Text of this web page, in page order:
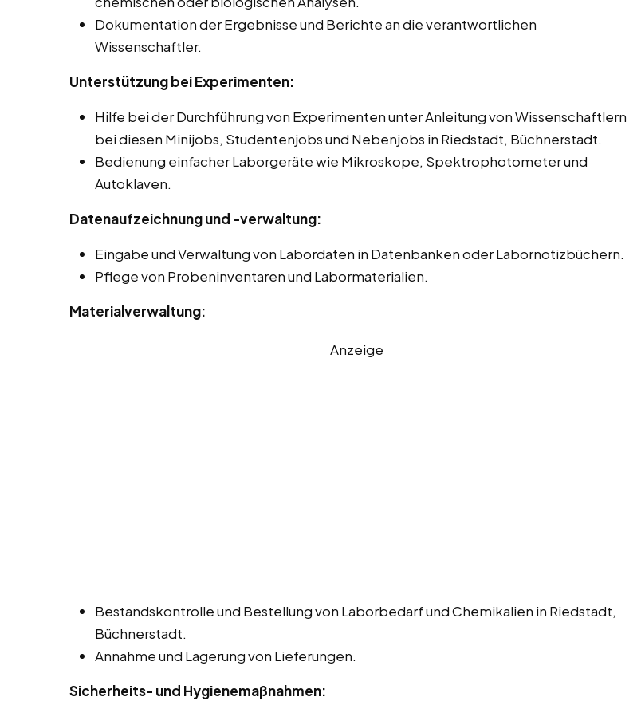
Dokumentation der Ergebnisse und Berichte an die verantwortlichen
Wissenschaftler.
Unterstützung bei Experimenten:
Hilfe bei der Durchführung von Experimenten unter Anleitung von Wissenschaftlern
bei diesen Minijobs, Studentenjobs und Nebenjobs in Riedstadt, Büchnerstadt.
Bedienung einfacher Laborgeräte wie Mikroskope, Spektrophotometer und
Autoklaven.
Datenaufzeichnung und -verwaltung:
Eingabe und Verwaltung von Labordaten in Datenbanken oder Labornotizbüchern.
Pflege von Probeninventaren und Labormaterialien.
Materialverwaltung:
Anzeige
Bestandskontrolle und Bestellung von Laborbedarf und Chemikalien in Riedstadt,
Büchnerstadt.
Annahme und Lagerung von Lieferungen.
Sicherheits- und Hygienemaßnahmen: